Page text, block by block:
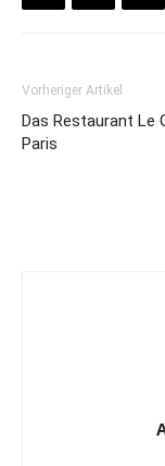
Vorheriger Artikel
Das Restaurant Le
Paris